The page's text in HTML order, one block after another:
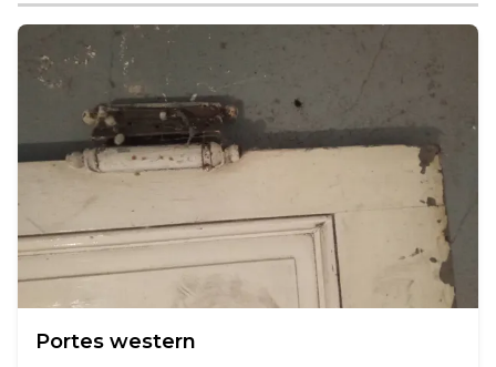
Portes western